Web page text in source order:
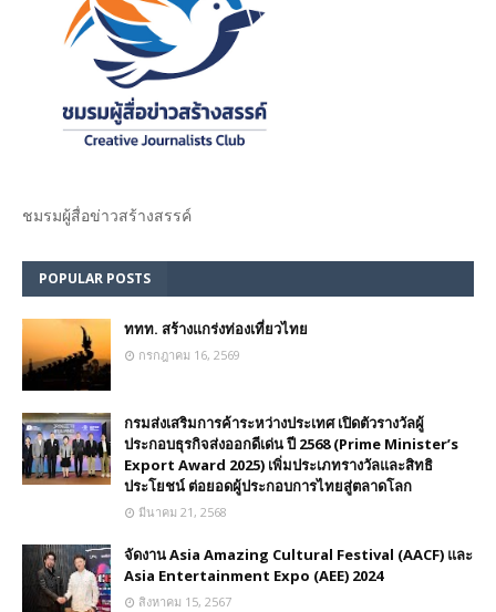
ชมรม​ผู้สื่อข่าวสร้างสรรค์​
POPULAR POSTS
ททท. สร้างแกร่งท่องเที่ยวไทย
กรกฎาคม 16, 2569
กรมส่งเสริมการค้าระหว่างประเทศ เปิดตัวรางวัลผู้
ประกอบธุรกิจส่งออกดีเด่น ปี 2568 (Prime Minister’s
Export Award 2025) เพิ่มประเภทรางวัลและสิทธิ
ประโยชน์ ต่อยอดผู้ประกอบการไทยสู่ตลาดโลก
มีนาคม 21, 2568
จัดงาน Asia Amazing Cultural Festival (AACF) และ
Asia Entertainment Expo (AEE) 2024
สิงหาคม 15, 2567